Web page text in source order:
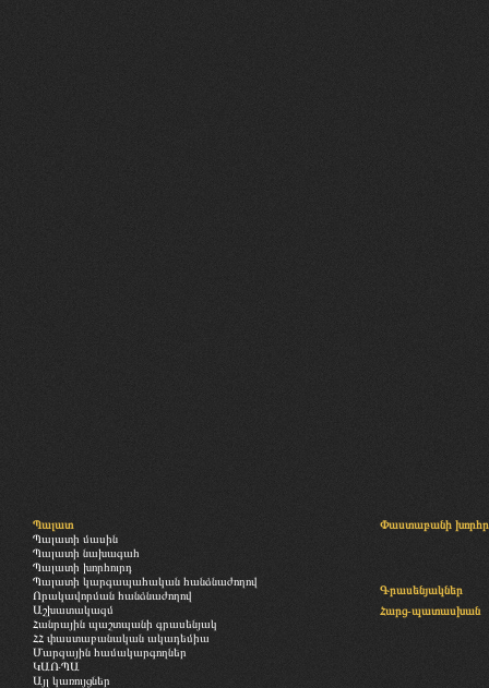
Պալատ
Պալատի մասին
Պալատի նախագահ
Պալատի խորհուրդ
Պալատի կարգապահական հանձնաժողով
Որակավորման հանձնաժողով
Աշխատակազմ
Հանրային պաշտպանի գրասենյակ
ՀՀ փաստաբանական ակադեմիա
Մարզային համակարգողներ
ԿԱՌՊԱ
Այլ կառույցներ
Փաստաբանի
Գրասենյակներ
Հարց-պատասխան